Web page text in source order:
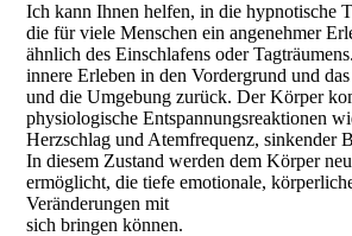
Ich kann Ihnen helfen, in die hypnotische
die für viele Menschen ein angenehmer
ähnlich des Einschlafens oder
innere Erleben in den Vordergrund und
und die Umgebung zurück. Der Körper
physiologische Entspannungsreaktionen
Herzschlag und Atemfrequenz, sinkender
In diesem Zustand werden dem Körper
ermöglicht, die tiefe emotionale,
Veränderungen mit
sich bringen können.